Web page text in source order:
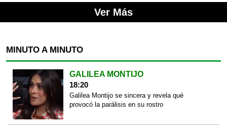
Ver Más
MINUTO A MINUTO
GALILEA MONTIJO
18:20
Galilea Montijo se sincera y revela qué
provocó la parálisis en su rostro